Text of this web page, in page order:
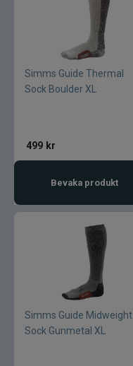
Simms Guide Thermal
Sock Boulder XL
499 kr
Bevaka produkt
Simms Guide Midweight
Sock Gunmetal XL